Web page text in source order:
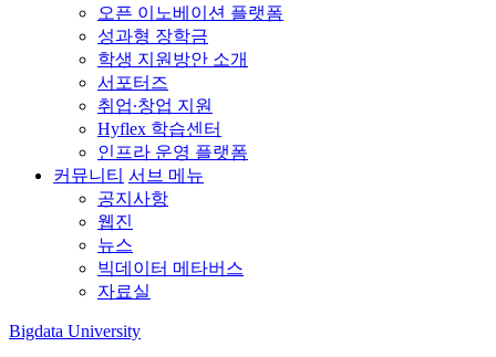
오픈 이노베이션 플랫폼
성과형 장학금
학생 지원방안 소개
서포터즈
취업∙창업 지원
Hyflex 학습센터
인프라 운영 플랫폼
커뮤니티 서브 메뉴
공지사항
웹진
뉴스
빅데이터 메타버스
자료실
Bigdata University